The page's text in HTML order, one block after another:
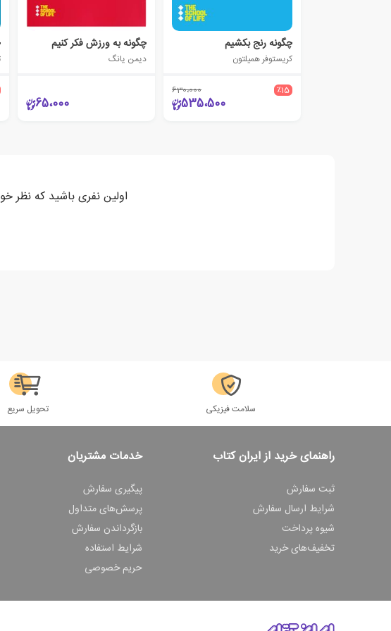
چگونه رنج بکشیم
کریستوفر همیلتون
٪15 630،000
535،500
چگونه به ورزش فکر کنیم
دیمن یانگ
65،000
اولین نفری باشید که نظر
سلامت فیزیکی تحویل سریع
راهنمای خرید از ایران کتاب
ثبت سفارش
شرایط ارسال سفارش
شیوه پرداخت
تخفیف‌های خرید
خدمات مشتریان
پیگیری سفارش
پرسش‌های متداول
بازگرداندن سفارش
شرایط استفاده
حریم خصوصی